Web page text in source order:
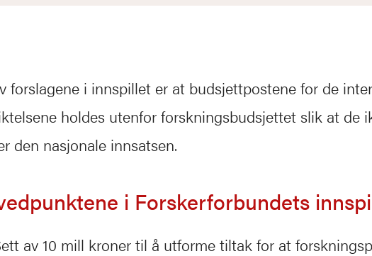
forslagene i innspillet er at budsjettpostene for de
holdes utenfor forskningsbudsjettet slik at de
den nasjonale innsatsen.
i Forskerforbundets
av 10 mill kroner til å utforme tiltak for at